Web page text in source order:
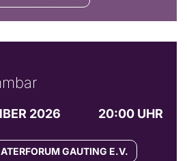
2026
20:00 UHR
GAUTING E.V.